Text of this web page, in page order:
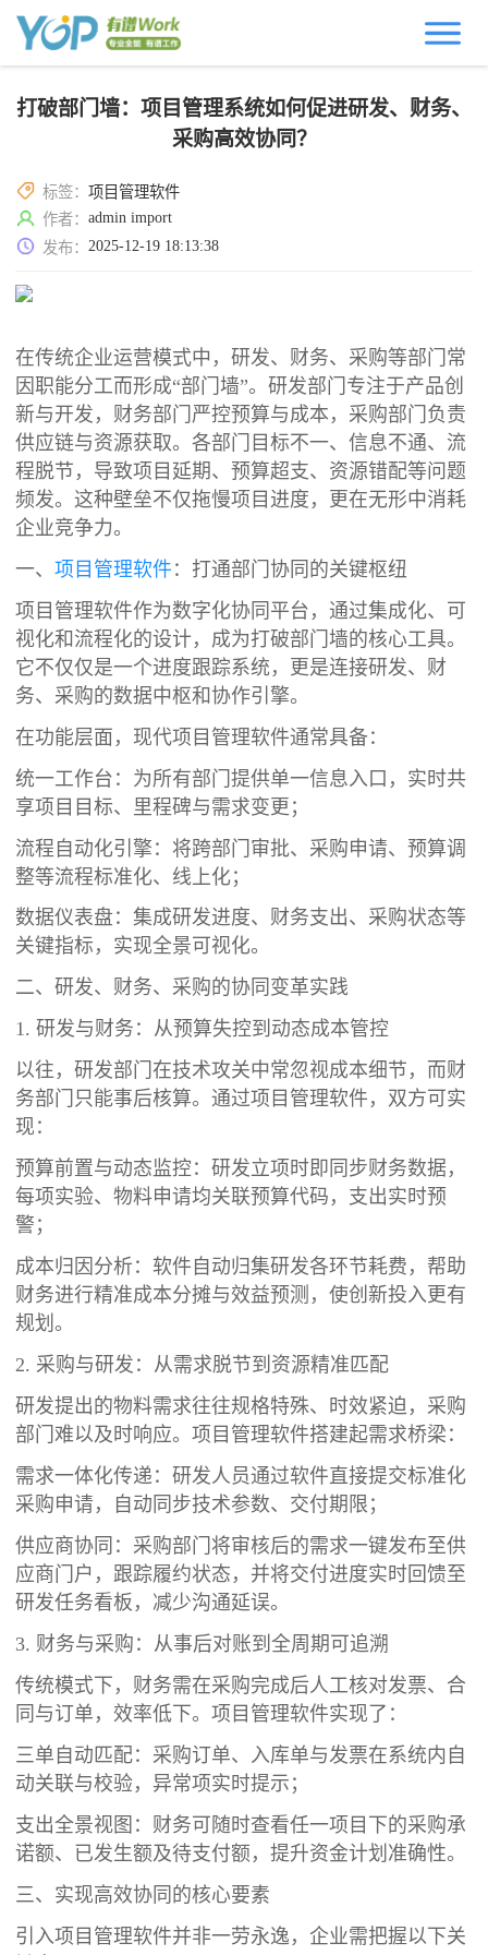
打破部门墙：项目管理系统如何促进研发、财务、
采购高效协同？
标签：项目管理软件
作者：admin import
发布：2025-12-19 18:13:38
在传统企业运营模式中，研发、财务、采购等部门常
因职能分工而形成“部门墙”。研发部门专注于产品创
新与开发，财务部门严控预算与成本，采购部门负责
供应链与资源获取。各部门目标不一、信息不通、流
程脱节，导致项目延期、预算超支、资源错配等问题
频发。这种壁垒不仅拖慢项目进度，更在无形中消耗
企业竞争力。
一、项目管理软件 ：打通部门协同的关键枢纽
项目管理软件作为数字化协同平台，通过集成化、可
视化和流程化的设计，成为打破部门墙的核心工具。
它不仅仅是一个进度跟踪系统，更是连接研发、财
务、采购的数据中枢和协作引擎。
在功能层面，现代项目管理软件通常具备：
统一工作台：为所有部门提供单一信息入口，实时共
享项目目标、里程碑与需求变更；
流程自动化引擎：将跨部门审批、采购申请、预算调
整等流程标准化、线上化；
数据仪表盘：集成研发进度、财务支出、采购状态等
关键指标，实现全景可视化。
二、研发、财务、采购的协同变革实践
1. 研发与财务：从预算失控到动态成本管控
以往，研发部门在技术攻关中常忽视成本细节，而财
务部门只能事后核算。通过项目管理软件，双方可实
现：
预算前置与动态监控：研发立项时即同步财务数据，
每项实验、物料申请均关联预算代码，支出实时预
警；
成本归因分析：软件自动归集研发各环节耗费，帮助
财务进行精准成本分摊与效益预测，使创新投入更有
规划。
2. 采购与研发：从需求脱节到资源精准匹配
研发提出的物料需求往往规格特殊、时效紧迫，采购
部门难以及时响应。项目管理软件搭建起需求桥梁：
需求一体化传递：研发人员通过软件直接提交标准化
采购申请，自动同步技术参数、交付期限；
供应商协同：采购部门将审核后的需求一键发布至供
应商门户，跟踪履约状态，并将交付进度实时回馈至
研发任务看板，减少沟通延误。
3. 财务与采购：从事后对账到全周期可追溯
传统模式下，财务需在采购完成后人工核对发票、合
同与订单，效率低下。项目管理软件实现了：
三单自动匹配：采购订单、入库单与发票在系统内自
动关联与校验，异常项实时提示；
支出全景视图：财务可随时查看任一项目下的采购承
诺额、已发生额及待支付额，提升资金计划准确性。
三、实现高效协同的核心要素
引入项目管理软件并非一劳永逸，企业需把握以下关